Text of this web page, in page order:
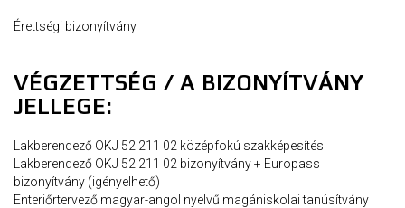
Érettségi bizonyítvány
VÉGZETTSÉG / A BIZONYÍTVÁNY
JELLEGE:
Lakberendező OKJ 52 211 02 középfokú szakképesítés
Lakberendező OKJ 52 211 02 bizonyítvány + Europass
bizonyítvány (igényelhető)
Enteriőrtervező magyar-angol nyelvű magániskolai tanúsítvány